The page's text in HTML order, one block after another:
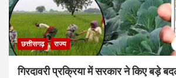
छत्तीसगढ़ राज्य
गिरदावरी प्रक्रिया में सरकार ने किए बड़े